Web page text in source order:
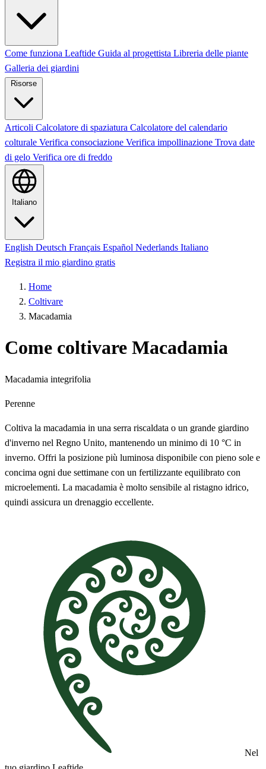
Come funziona Leaftide Guida al progettista Libreria delle piante
Galleria dei giardini
Risorse
Articoli Calcolatore di spaziatura Calcolatore del calendario
colturale Verifica consociazione Verifica impollinazione Trova date
di gelo Verifica ore di freddo
Italiano
English Deutsch Français Español Nederlands Italiano
Registra il mio giardino gratis
Home
Coltivare
Macadamia
Come coltivare Macadamia
Macadamia integrifolia
Perenne
Coltiva la macadamia in una serra riscaldata o un grande giardino
d'inverno nel Regno Unito, mantenendo un minimo di 10 °C in
inverno. Offri la posizione più luminosa disponibile con pieno sole e
concima ogni due settimane con un fertilizzante equilibrato con
microelementi. La macadamia è molto sensibile al ristagno idrico,
quindi assicura un drenaggio eccellente.
Nel